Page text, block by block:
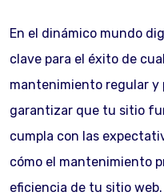
En el dinámico mundo
clave para el éxito de
mantenimiento regular y
garantizar que tu sitio
cumpla con las
cómo el mantenimiento
eficiencia de tu sitio web.